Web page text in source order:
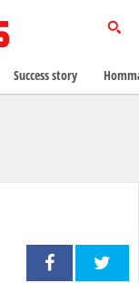
Success story